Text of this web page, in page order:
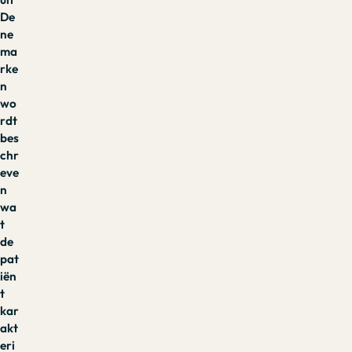
De
ne
ma
rke
n
wo
rdt
bes
chr
eve
n
wa
t
de
pat
iën
t
kar
akt
eri